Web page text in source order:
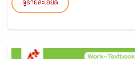
ดูรายละเอียด